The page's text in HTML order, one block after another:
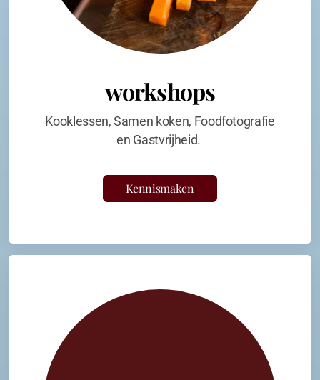
workshops
Kooklessen, Samen koken, Foodfotografie
en Gastvrijheid.
Kennismaken